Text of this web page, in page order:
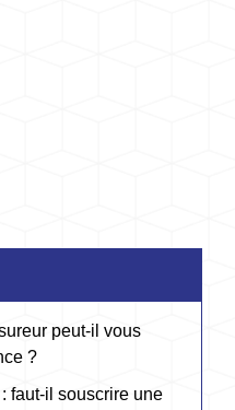
peut-il vous
?
faut-il souscrire une